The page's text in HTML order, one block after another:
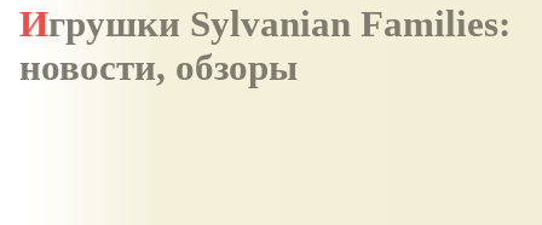
Игрушки Sylvanian Families:
новости, обзоры